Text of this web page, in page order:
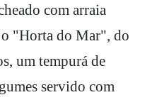
com arraia
"Horta do Mar", do
um tempurá de
servido com